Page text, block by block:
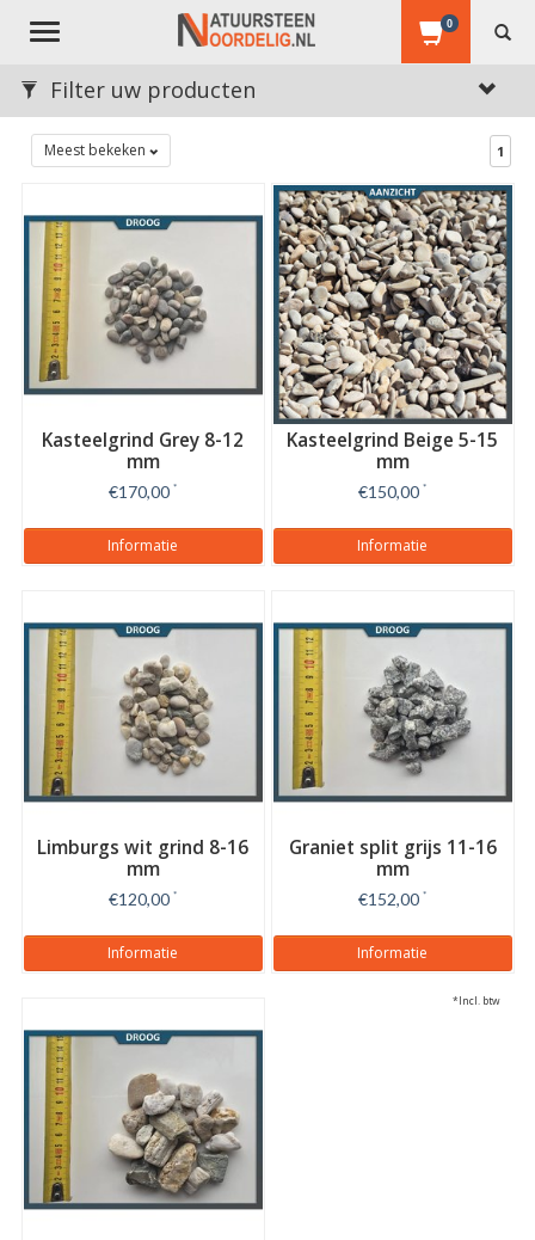
Toggle
0
Filter uw producten
Meest bekeken 1
Kasteelgrind Grey 8-12
mm
€170,00 *
Informatie
Kasteelgrind Beige 5-15
mm
€150,00 *
Informatie
Limburgs wit grind 8-16
mm
€120,00 *
Informatie
Graniet split grijs 11-16
mm
€152,00 *
Informatie
*Incl. btw